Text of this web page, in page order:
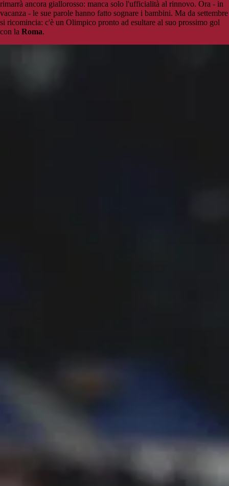
rimarrà ancora giallorosso: manca solo l'ufficialità al rinnovo. Ora - in
vacanza - le sue parole hanno fatto sognare i bambini. Ma da settembre
si ricomincia: c'è un Olimpico pronto ad esultare al suo prossimo gol
con la Roma.